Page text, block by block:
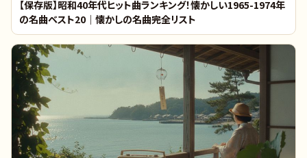
【保存版】昭和40年代ヒット曲ランキング！懐かしい1965-1974年
の名曲ベスト20｜懐かしの名曲完全リスト